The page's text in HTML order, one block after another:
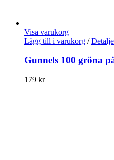
Visa varukorg
Lägg till i varukorg /
Gunnels 100 gröna
179 kr